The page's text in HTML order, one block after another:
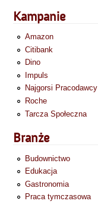
Kampanie
Amazon
Citibank
Dino
Impuls
Najgorsi Pracodawcy
Roche
Tarcza Społeczna
Branże
Budownictwo
Edukacja
Gastronomia
Praca tymczasowa